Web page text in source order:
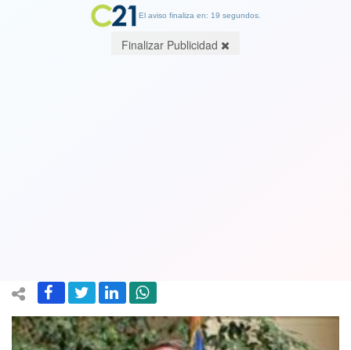
El aviso finaliza en: 19 segundos.
Finalizar Publicidad